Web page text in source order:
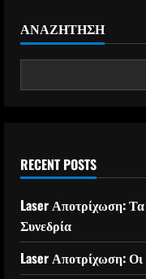
Ακάρεα
–
ΑΝΑΖΉΤΗΣΗ
RECENT POSTS
Laser Αποτρίχωση:
Συνεδρία
Laser Αποτρίχωση: